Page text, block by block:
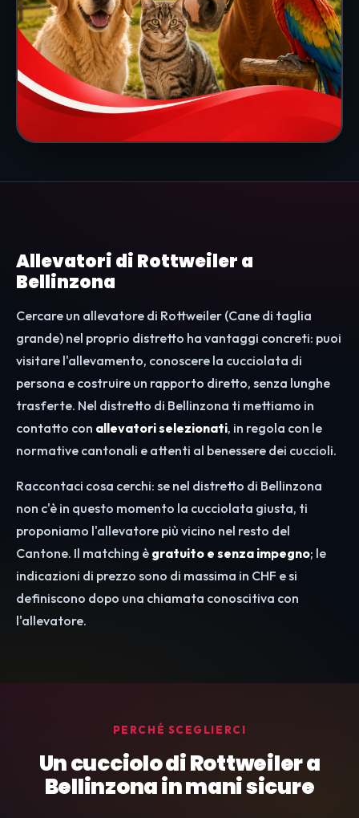
Allevatori di Rottweiler a
Bellinzona
Cercare un allevatore di Rottweiler (Cane di taglia
grande) nel proprio distretto ha vantaggi concreti: puoi
visitare l'allevamento, conoscere la cucciolata di
persona e costruire un rapporto diretto, senza lunghe
trasferte. Nel distretto di Bellinzona ti mettiamo in
contatto con allevatori selezionati, in regola con le
normative cantonali e attenti al benessere dei cuccioli.
Raccontaci cosa cerchi: se nel distretto di Bellinzona
non c'è in questo momento la cucciolata giusta, ti
proponiamo l'allevatore più vicino nel resto del
Cantone. Il matching è gratuito e senza impegno; le
indicazioni di prezzo sono di massima in CHF e si
definiscono dopo una chiamata conoscitiva con
l'allevatore.
PERCHÉ SCEGLIERCI
Un cucciolo di Rottweiler a
Bellinzona in mani sicure